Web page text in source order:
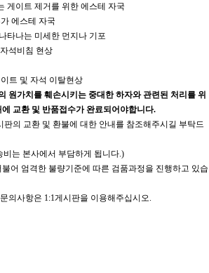
게이트 제거를 위한 에스테 자국
에스테 자국
타나는 미세한 먼지나 기포
석비침 현상
트 및 자석 이탈현상
원가치를 훼손시키는 중대한 하자와 관련된 처리를 위
교환 및 반품접수가 완료되어야합니다.
판의 교환 및 환불에 대한 안내를 참조해주시길 부탁드
는 본사에서 부담하게 됩니다.)
어 엄격한 불량기준에 따른 검품과정을 진행하고 있습
의사항은 1:1게시판을 이용해주십시오.